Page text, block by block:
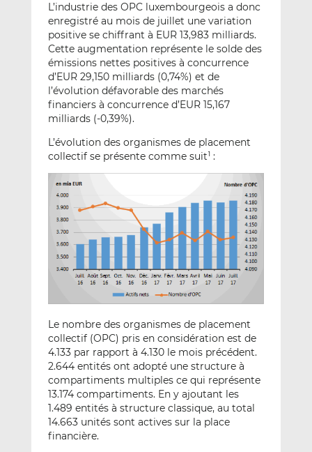
L’industrie des OPC luxembourgeois a donc
enregistré au mois de juillet une variation
positive se chiffrant à EUR 13,983 milliards.
Cette augmentation représente le solde des
émissions nettes positives à concurrence
d’EUR 29,150 milliards (0,74%) et de
l’évolution défavorable des marchés
financiers à concurrence d’EUR 15,167
milliards (-0,39%).
L’évolution des organismes de placement
collectif se présente comme suit 1:
Le nombre des organismes de placement
collectif (OPC) pris en considération est de
4.133 par rapport à 4.130 le mois précédent.
2.644 entités ont adopté une structure à
compartiments multiples ce qui représente
13.174 compartiments. En y ajoutant les
1.489 entités à structure classique, au total
14.663 unités sont actives sur la place
financière.